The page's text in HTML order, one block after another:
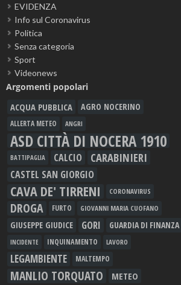
EVIDENZA
Info sul Coronavirus
Politica
Senza categoria
Sport
Videonews
Argomenti popolari
ACQUA PUBBLICA AGRO NOCERINO
ALLERTA METEO ANGRI
ASD CITTÀ DI NOCERA 1910
BATTIPAGLIA CALCIO CARABINIERI
CASTEL SAN GIORGIO
CAVA DE' TIRRENI CORONAVIRUS
DROGA FURTO GIOVANNI MARIA CUOFANO
GIUSEPPE GIUDICE GORI GUARDIA DI FINANZA
INCIDENTE INQUINAMENTO LAVORO
LEGAMBIENTE MALTEMPO
MANLIO TORQUATO METEO